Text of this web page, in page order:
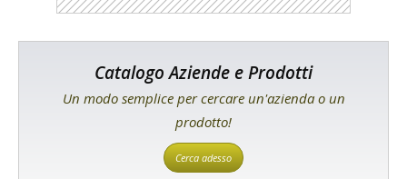
Catalogo Aziende e Prodotti
Un modo semplice per cercare un'azienda o un
prodotto!
Cerca adesso